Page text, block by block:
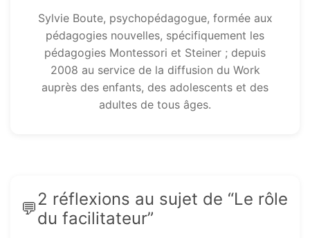
Sylvie Boute, psychopédagogue, formée aux
pédagogies nouvelles, spécifiquement les
pédagogies Montessori et Steiner ; depuis
2008 au service de la diffusion du Work
auprès des enfants, des adolescents et des
adultes de tous âges.
2 réflexions au sujet de “Le rôle
du facilitateur”